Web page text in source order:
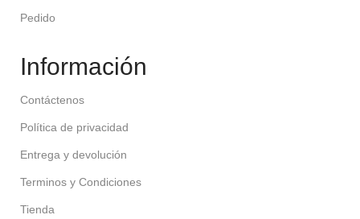
Pedido
Información
Contáctenos
Política de privacidad
Entrega y devolución
Terminos y Condiciones
Tienda